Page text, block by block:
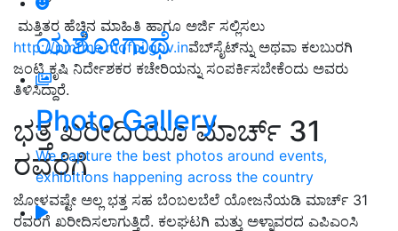
ಯಶೋಗಾಥೆ
Photo Gallery
We capture the best photos around events,
exhibitions happening across the country
ಮತ್ತಿತರ ಹೆಚ್ಚಿನ ಮಾಹಿತಿ ಹಾಗೂ ಅರ್ಜಿ ಸಲ್ಲಿಸಲು
http://pmfme.mofpi.gov.inವೆಬ್‍ಸೈಟ್‍ನ್ನು ಅಥವಾ ಕಲಬುರಗಿ
ಜಂಟಿ ಕೃಷಿ ನಿರ್ದೇಶಕರ ಕಚೇರಿಯನ್ನು ಸಂಪರ್ಕಿಸಬೇಕೆಂದು ಅವರು
ತಿಳಿಸಿದ್ದಾರೆ.
ಭತ್ತ ಖರೀದಿಯೂ ಮಾರ್ಚ್ 31
ರವರೆಗೆ
ಜೋಳವಷ್ಟೇ ಅಲ್ಲ ಭತ್ತ ಸಹ ಬೆಂಬಲಬೆಲೆ ಯೋಜನೆಯಡಿ ಮಾರ್ಚ್ 31
ರವರೆಗೆ ಖರೀದಿಸಲಾಗುತ್ತಿದೆ. ಕಲಘಟಗಿ ಮತ್ತು ಅಳ್ನಾವರದ ಎಪಿಎಂಸಿ